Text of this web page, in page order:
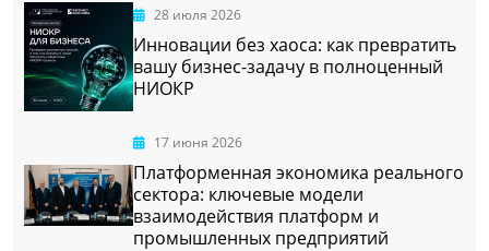
28 июля 2026
Инновации без хаоса: как превратить
вашу бизнес-задачу в полноценный
НИОКР
17 июня 2026
Платформенная экономика реального
сектора: ключевые модели
взаимодействия платформ и
промышленных предприятий